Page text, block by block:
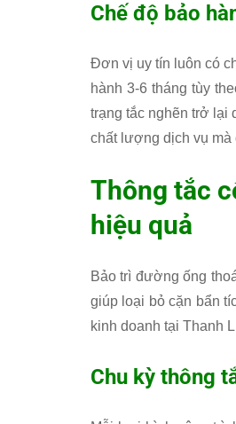
Chế độ bảo
Đơn vị uy tín luôn có
hành 3-6 tháng tùy
trạng tắc nghẽn trở lại
chất lượng dịch vụ mà
Thông tắc
hiệu quả
Bảo trì đường ống
giúp loại bỏ cặn bẩn
kinh doanh tại Thanh
Chu kỳ thông